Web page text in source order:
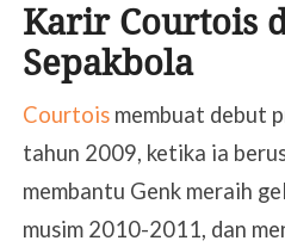
Karir Courtois
Sepakbola
Courtoismembuat debut
tahun 2009, ketika ia
membantu Genk meraih
musim 2010-2011, dan